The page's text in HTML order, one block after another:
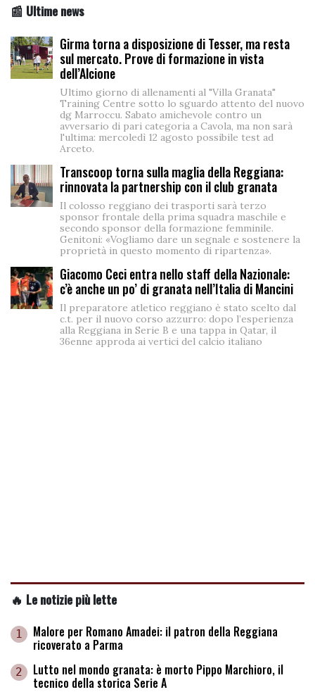
📰 Ultime news
Girma torna a disposizione di Tesser, ma resta
sul mercato. Prove di formazione in vista
dell’Alcione
Ultimo giorno di allenamenti al "Villa Granata"
Training Centre sotto lo sguardo attento del nuovo
dg Marroccu. Sabato amichevole contro un
avversario di pari categoria a Cavola, ma non sarà
l'ultima: mercoledì 12 agosto possibile test ad
Arceto.
Transcoop torna sulla maglia della Reggiana:
rinnovata la partnership con il club granata
Il colosso reggiano dei trasporti sarà terzo
sponsor frontale della prima squadra maschile e
secondo sponsor della formazione femminile.
Genitoni: «Vogliamo dare un segnale e sostenere la
proprietà in questo momento di ripartenza».
Giacomo Ceci entra nello staff della Nazionale:
c’è anche un po’ di granata nell’Italia di Mancini
Il preparatore atletico reggiano è stato scelto dal
c.t. per il nuovo corso azzurro: dopo l’esperienza
alla Reggiana in Serie B e una tappa in Qatar, il
36enne approda ai vertici del calcio italiano
🔥 Le notizie più lette
1 Malore per Romano Amadei: il patron della Reggiana
ricoverato a Parma
2 Lutto nel mondo granata: è morto Pippo Marchioro, il
tecnico della storica Serie A